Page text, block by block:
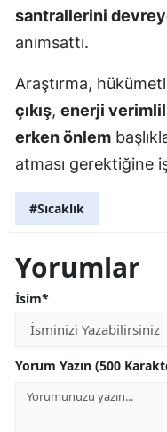
santrallerini
anımsattı.
Araştırma,
çıkış, enerji
erken önlem
atması gerektiğine
#Sıcaklık
Yorumlar
İsim*
Yorum Yazın (500